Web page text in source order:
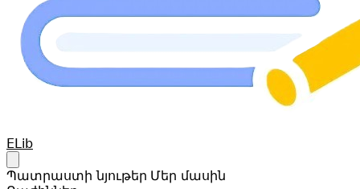
Your Company
ELib
Պատրաստի նյութեր Մեր մասին